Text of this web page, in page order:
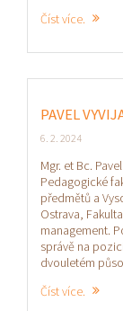
Číst více.
PAVEL
6. 2. 2024
Mgr. et Bc.
Pedagogické
předmětů a
Ostrava,
management.
správě na
dvouletém
Číst více.